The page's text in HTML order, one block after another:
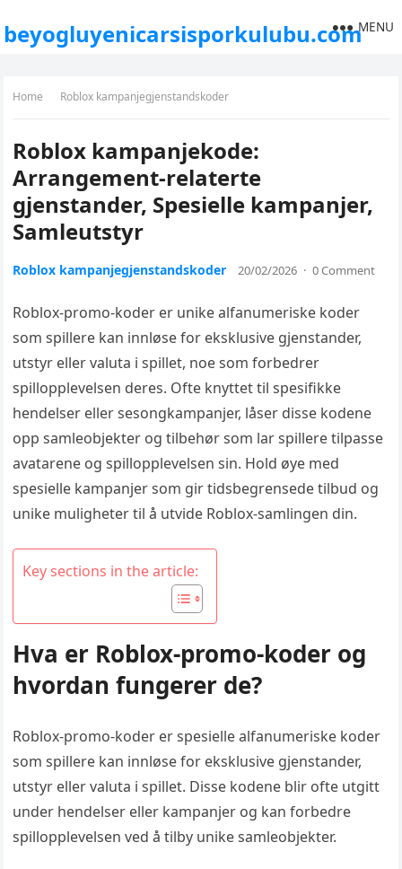
beyogluyenicarsisporkulubu.comMENU
Home Roblox kampanjegjenstandskoder
Roblox kampanjekode:
Arrangement-relaterte
gjenstander, Spesielle kampanjer,
Samleutstyr
Roblox kampanjegjenstandskoder 20/02/2026 · 0 Comment
Roblox-promo-koder er unike alfanumeriske koder
som spillere kan innløse for eksklusive gjenstander,
utstyr eller valuta i spillet, noe som forbedrer
spillopplevelsen deres. Ofte knyttet til spesifikke
hendelser eller sesongkampanjer, låser disse kodene
opp samleobjekter og tilbehør som lar spillere tilpasse
avatarene og spillopplevelsen sin. Hold øye med
spesielle kampanjer som gir tidsbegrensede tilbud og
unike muligheter til å utvide Roblox-samlingen din.
Key sections in the article:
Hva er Roblox-promo-koder og
hvordan fungerer de?
Roblox-promo-koder er spesielle alfanumeriske koder
som spillere kan innløse for eksklusive gjenstander,
utstyr eller valuta i spillet. Disse kodene blir ofte utgitt
under hendelser eller kampanjer og kan forbedre
spillopplevelsen ved å tilby unike samleobjekter.